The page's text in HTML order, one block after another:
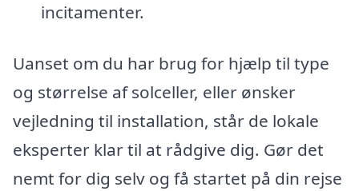
incitamenter.
Uanset om du har brug for hjælp til type
og størrelse af solceller, eller ønsker
vejledning til installation, står de lokale
eksperter klar til at rådgive dig. Gør det
nemt for dig selv og få startet på din rejse